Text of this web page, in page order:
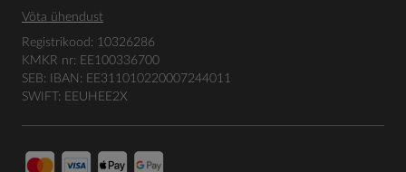
Võta ühendust
Registrikood: 10326286
KMKR nr: EE100336700
SEB: IBAN: EE311010220007244011
SWIFT: EEUHEE2X